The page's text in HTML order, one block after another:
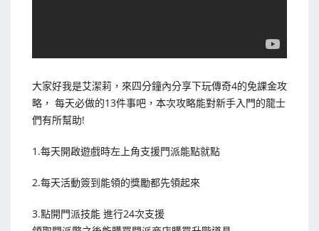
大家好我是艾潔莉，來四分鐘內分享下玩傳奇4的免課金攻
略， 每天必做的13件事吧，本次攻略能對新手入門的龍士
們有所幫助!
1.每天開啟遊戲時左上角支援門派能點就點
2.每天活動簽到能領的獎勵都先領起來
3.點開門派技能 進行24次支援